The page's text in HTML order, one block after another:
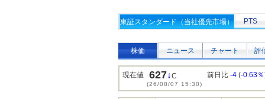
東証スタンダード（当社優先市場） PTS
株価 ニュース チャート 評
現在値 627↓C
(26/08/07 15:30)
前日比 -4 (-0.63％